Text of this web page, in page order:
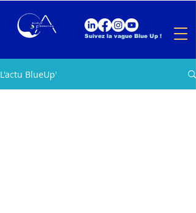
Suivez la vague Blue Up !
L'actu BlueUp'